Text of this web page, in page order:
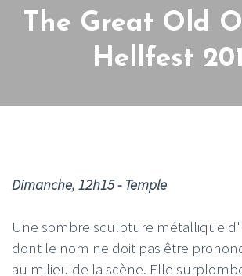
The Great Old
Hellfest
Dimanche, 12h15 - Temple
Une sombre sculpture métallique
dont le nom ne doit pas être
au milieu de la scène. Elle